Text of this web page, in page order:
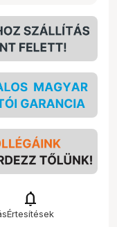
notifications
Értesítések